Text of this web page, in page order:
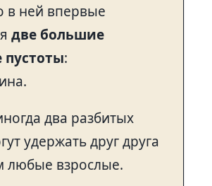
в ней впервые
две большие
пустоты:
два разбитых
удержать друг друга
любые взрослые.